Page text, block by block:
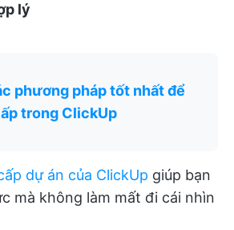
lý
phương pháp tốt nhất để
trong ClickUp
dự án của ClickUp giúp bạn
mà không làm mất đi cái nhìn